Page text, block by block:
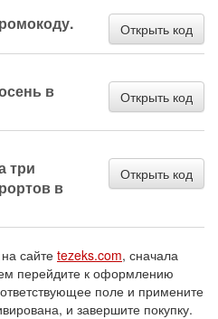
Открыть код
в
Открыть код
три
в
Открыть код
сайте tezeks.com, сначала
перейдите к оформлению
поле и примените
и завершите покупку.